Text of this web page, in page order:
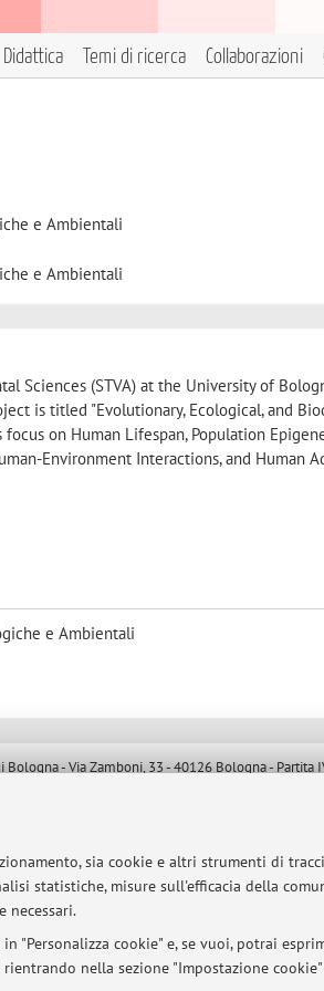
sia cookie e altri strumenti di
statistiche, misure sull'efficacia della
necessari.
cookie" e, se vuoi, potrai
nella sezione "Impostazione
Didattica Temi di ricerca Collaborazioni
e Ambientali
e Ambientali
Sciences (STVA) at the University of
is titled "Evolutionary, Ecological, and
on Human Lifespan, Population
Environment Interactions, and Human
e Ambientali
Bologna - Via Zamboni, 33 - 40126 Bologna - Partita